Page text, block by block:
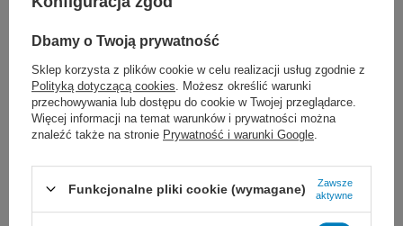
Pudrowanie
Jałowe
Wielkość opakowania
1 para
Zobacz podobne:
Dbamy o Twoją prywatność
Sklep korzysta z plików cookie w celu realizacji usług zgodnie z
Polityką dotyczącą cookies . Możesz określić warunki
przechowywania lub dostępu do cookie w Twojej przeglądarce.
Więcej informacji na temat warunków i prywatności można
znaleźć także na stronie Prywatność i warunki Google
Funkcjonalne pliki cookie (wymagane)
Zawsze
aktywne